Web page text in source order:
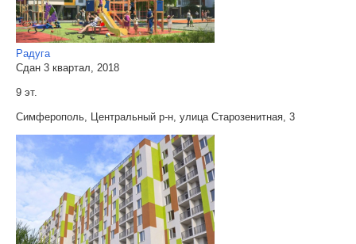
Радуга
Сдан 3 квартал, 2018
9 эт.
Симферополь, Центральный р-н, улица Старозенитная, 3